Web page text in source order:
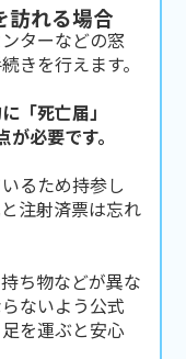
訪れる場合
ターなどの窓
きを行えます。
「死亡届」
必要です。
るため持参し
注射済票は忘れ
ち物などが異な
ないよう公式
を運ぶと安心